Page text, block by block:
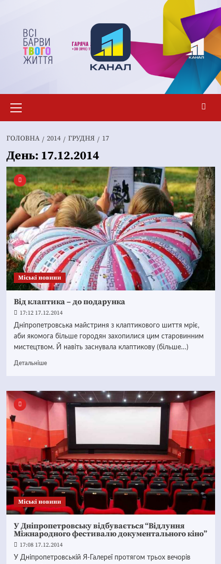
вмісту
меню
ГОЛОВНА 2014 ГРУДНЯ 17
День: 17.12.2014
Mіські новини
Від клаптика – до подарунка
17:12 17.12.2014
Дніпропетровська майстриня з клаптикового шиття мріє,
аби якомога більше городян захопилися цим старовинним
мистецтвом. Й навіть заснувала клаптикову (більше…)
Детальніше
Mіські новини
У Дніпропетровську відбувається “Відлуння
Міжнародного фестивалю документального кіно”
17:08 17.12.2014
У Дніпропетровській Я-Галереї протягом трьох вечорів